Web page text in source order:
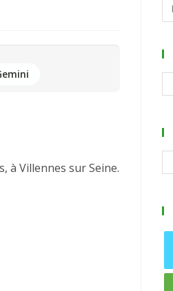
à Villennes sur Seine.